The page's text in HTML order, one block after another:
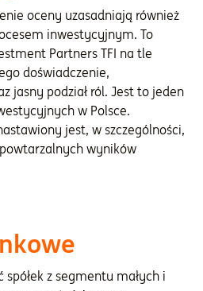
oceny uzasadniają również
inwestycyjnym. To
Partners TFI na tle
doświadczenie,
jasny podział ról. Jest to jeden
w Polsce.
jest, w szczególności,
wyników
spółek z segmentu małych i